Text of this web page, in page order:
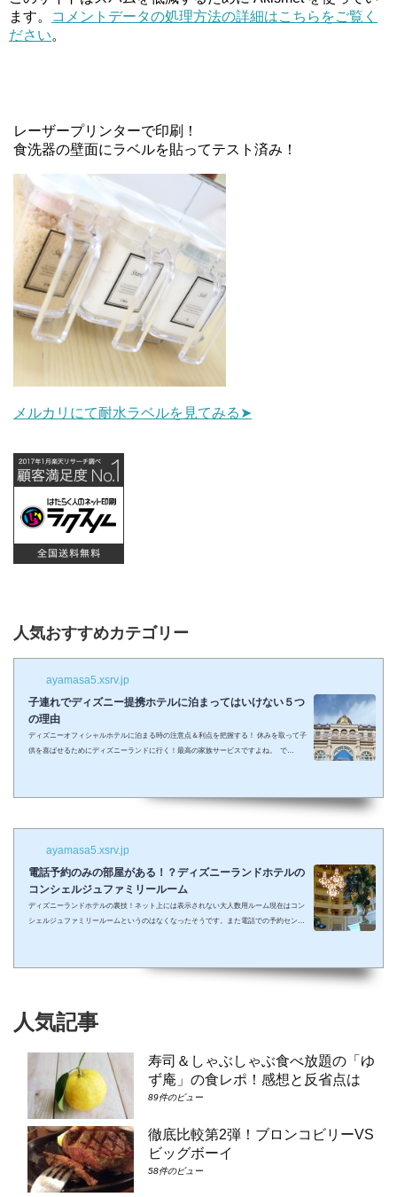
ます。
コメントデータの処理方法の詳細はこちらをご覧く
ださい。
レーザープリンターで印刷！
食洗器の壁面にラベルを貼ってテスト済み！
メルカリにて耐水ラベルを見てみる➤
人気おすすめカテゴリー
ayamasa5.xsrv.jp
子連れでディズニー提携ホテルに泊まってはいけない５つ
の理由
ディズニーオフィシャルホテルに泊まる時の注意点＆利点を把握する！ 休みを取って子
供を喜ばせるためにディズニーランドに行く！最高の家族サービスですよね。 で
ラした夢の国を可愛い我が子に見せたかったのに・・・。 そんな時、「ディズニーラ...
ayamasa5.xsrv.jp
電話予約のみの部屋がある！？ディズニーランドホテルの
コンシェルジュファミリールーム
ディズニーランドホテルの裏技！ネット上には表示されない大人数用ルーム現在はコン
シェルジュファミリールームというのはなくなったそうです。また電話での予約センタ
ュ・スーペリアルーム（パークビュー）（7-8階）④コンシェルジュ・デラックスルー
人気記事
寿司＆しゃぶしゃぶ食べ放題の「ゆ
ず庵」の食レポ！感想と反省点は
89件のビュー
徹底比較第2弾！ブロンコビリーVS
ビッグボーイ
58件のビュー